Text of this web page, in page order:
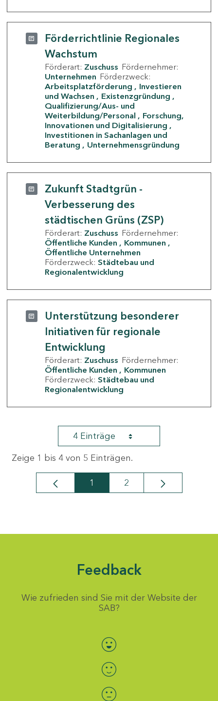
Förderrichtlinie Regionales
Wachstum
Förderart: Zuschuss Fördernehmer:
Unternehmen Förderzweck:
Arbeitsplatzförderung
Investieren
und Wachsen
Existenzgründung
Qualifizierung/Aus- und
Weiterbildung/Personal
Forschung,
Innovationen und Digitalisierung
Investitionen in Sachanlagen und
Beratung
Unternehmensgründung
Zukunft Stadtgrün -
Verbesserung des
städtischen Grüns (ZSP)
Förderart: Zuschuss Fördernehmer:
Öffentliche Kunden
Kommunen
Öffentliche Unternehmen
Förderzweck: Städtebau und
Regionalentwicklung
Unterstützung besonderer
Initiativen für regionale
Entwicklung
Förderart: Zuschuss Fördernehmer:
Öffentliche Kunden
Kommunen
Förderzweck: Städtebau und
Regionalentwicklung
4 Einträge
Zeige 1 bis 4 von 5 Einträgen.
Seite
1 Seite
2
Feedback
Wie zufrieden sind Sie mit der Website der
SAB?
Bewertung auswählen